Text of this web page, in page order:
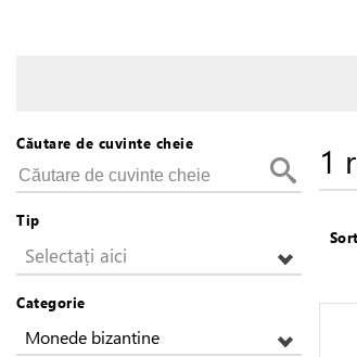
Căutare de cuvinte cheie
Tip
Selectați aici
Categorie
Monede bizantine
1